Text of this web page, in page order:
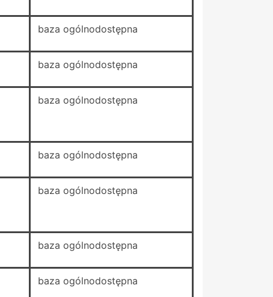
baza ogólnodostępna
baza ogólnodostępna
baza ogólnodostępna
baza ogólnodostępna
baza ogólnodostępna
baza ogólnodostępna
baza ogólnodostępna